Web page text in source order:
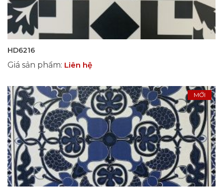
HD6216
Giá sản phẩm: Liên hệ
MỚI